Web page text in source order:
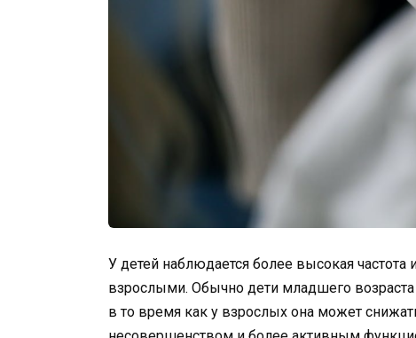
У детей наблюдается более высокая
взрослыми. Обычно дети младшего
в то время как у взрослых она может